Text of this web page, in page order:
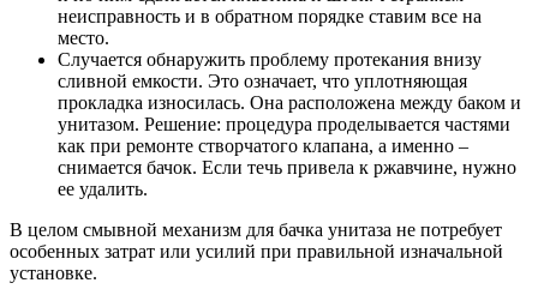
неисправность и в обратном порядке ставим все на
место.
Случается обнаружить проблему протекания внизу
сливной емкости. Это означает, что уплотняющая
прокладка износилась. Она расположена между баком и
унитазом. Решение: процедура проделывается частями
как при ремонте створчатого клапана, а именно –
снимается бачок. Если течь привела к ржавчине, нужно
ее удалить.
В целом смывной механизм для бачка унитаза не потребует
особенных затрат или усилий при правильной изначальной
установке.